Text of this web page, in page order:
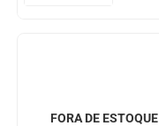
FORA DE ESTOQUE